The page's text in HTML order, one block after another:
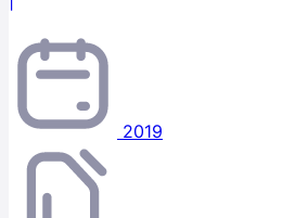
2019